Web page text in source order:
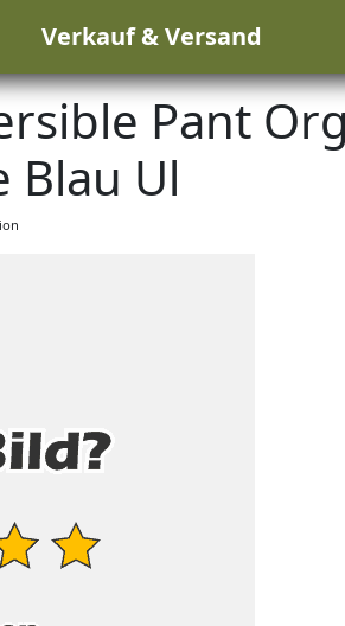
Verkauf & Versand
Pant
Blau Ul